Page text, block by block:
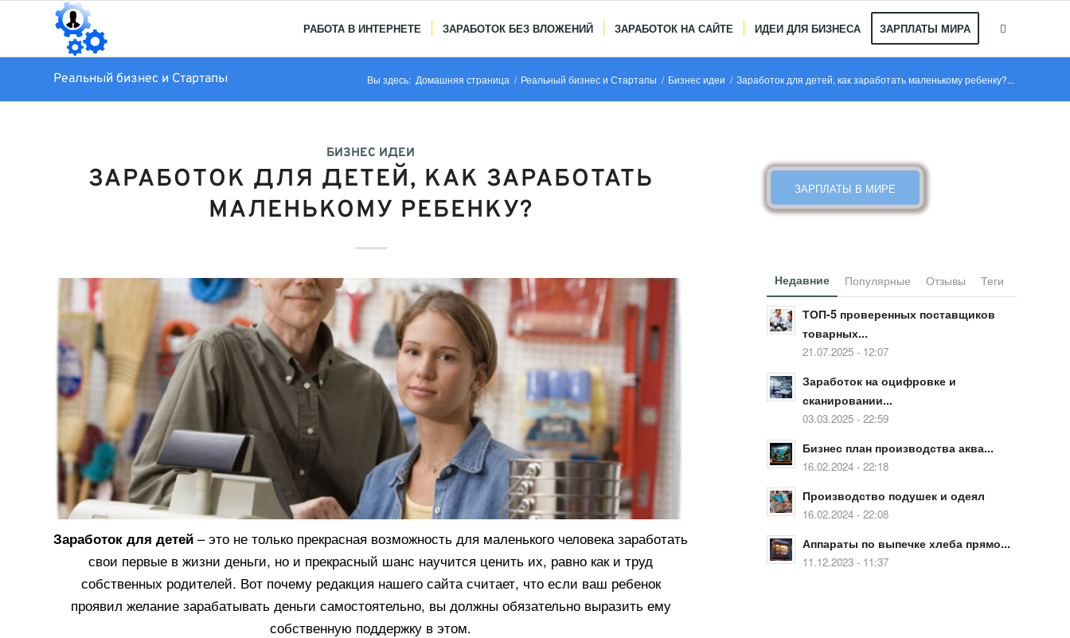
РАБОТА В ИНТЕРНЕТЕ ЗАРАБОТОК БЕЗ ВЛОЖЕНИЙ ЗАРАБОТОК НА САЙТЕ ИДЕИ ДЛЯ БИЗНЕСА ЗАРПЛАТЫ МИРА
Реальный бизнес и Стартапы Вы здесь: Домашняя страница / Реальный бизнес и Стартапы / Бизнес идеи / Заработок для детей, как заработать маленькому ребенку?...
БИЗНЕС ИДЕИ
ЗАРАБОТОК ДЛЯ ДЕТЕЙ, КАК ЗАРАБОТАТЬ
МАЛЕНЬКОМУ РЕБЕНКУ?
Заработок для детей – это не только прекрасная возможность для маленького человека заработать
свои первые в жизни деньги, но и прекрасный шанс научится ценить их, равно как и труд
собственных родителей. Вот почему редакция нашего сайта считает, что если ваш ребенок
проявил желание зарабатывать деньги самостоятельно, вы должны обязательно выразить ему
собственную поддержку в этом.
ЗАРПЛАТЫ В МИРЕ
Недавние Популярные Отзывы Теги
ТОП-5 проверенных поставщиков
товарных...
21.07.2025 - 12:07
Заработок на оцифровке и
сканировании...
03.03.2025 - 22:59
Бизнес план производства аква...
16.02.2024 - 22:18
Производство подушек и одеял
16.02.2024 - 22:08
Аппараты по выпечке хлеба прямо...
11.12.2023 - 11:37